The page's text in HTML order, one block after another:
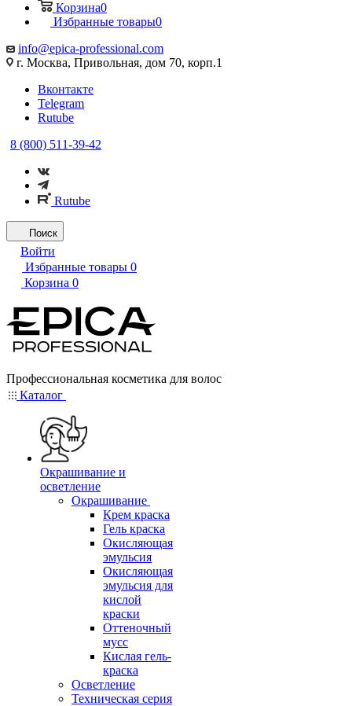
Корзина0
Избранные товары0
info@epica-professional.com
г. Москва, Привольная, дом 70, корп.1
Вконтакте
Telegram
Rutube
8 (800) 511-39-42
Rutube
Поиск
Войти
Избранные товары 0
Корзина 0
Профессиональная косметика для волос
Каталог
Окрашивание и
осветление
Окрашивание
Крем краска
Гель краска
Окисляющая
эмульсия
Окисляющая
эмульсия для
кислой
краски
Оттеночный
мусс
Кислая гель-
краска
Осветление
Техническая серия